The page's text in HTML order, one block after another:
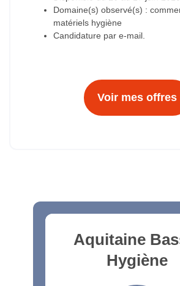
Domaine(s) observé(s) :
matériels hygiène
Candidature par e-mail.
Voir mes offres
Aquitaine
Hygiène